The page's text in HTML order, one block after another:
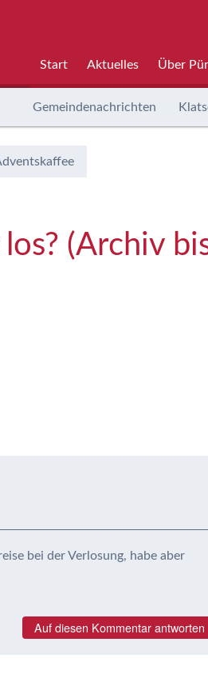
Start Aktuelles Über
Gemeindenachrichten
(Archiv
bei der Verlosung, habe aber
Auf diesen Kommentar antworten